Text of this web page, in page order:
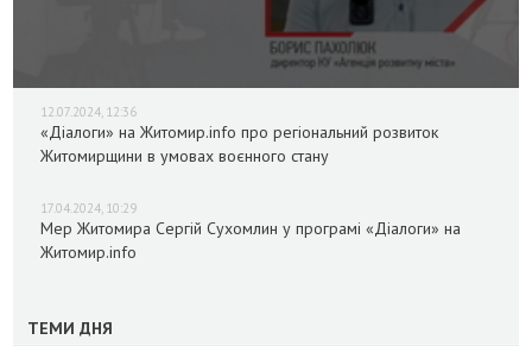
12.07.2024, 12:36
«Діалоги» на Житомир.info про регіональний розвиток
Житомирщини в умовах воєнного стану
17.04.2024, 10:29
Мер Житомира Сергій Сухомлин у програмі «Діалоги» на
Житомир.info
ТЕМИ ДНЯ